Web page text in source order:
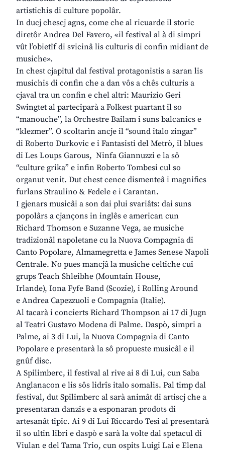
artistichis di culture popolâr.
In ducj chescj agns, come che al ricuarde il storic
diretôr Andrea Del Favero, «il festival al à di simpri
vût l’obietîf di svicinâ lis culturis di confin midiant de
musiche».
In chest cjapitul dal festival protagonistis a saran lis
musichis di confin che a dan vôs a chês culturis a
cjaval tra un confin e chel altri: Maurizio Geri
Swingtet al parteciparà a Folkest puartant il so
“manouche”, la Orchestre Bailam i suns balcanics e
“klezmer”. O scoltarìn ancje il “sound italo zingar”
di Roberto Durkovic e i Fantasisti del Metrò, il blues
di Les Loups Garous, Ninfa Giannuzzi e la sô
“culture grika” e infin Roberto Tombesi cul so
organut venit. Dut chest cence dismenteâ i magnifics
furlans Straulino & Fedele e i Carantan.
I gjenars musicâi a son dai plui svariâts: dai suns
popolârs a cjançons in inglês e american cun
Richard Thomson e Suzanne Vega, ae musiche
tradizionâl napoletane cu la Nuova Compagnia di
Canto Popolare, Almamegretta e James Senese Napoli
Centrale. No pues mancjâ la musiche celtiche cui
grups Teach Shleibhe (Mountain House,
Irlande), Iona Fyfe Band (Scozie), i Rolling Around
e Andrea Capezzuoli e Compagnia (Italie).
Al tacarà i concierts Richard Thompson ai 17 di Jugn
al Teatri Gustavo Modena di Palme. Daspò, simpri a
Palme, ai 3 di Lui, la Nuova Compagnia di Canto
Popolare e presentarà la sô propueste musicâl e il
gnûf disc.
A Spilimberc, il festival al rive ai 8 di Lui, cun Saba
Anglanacon e lis sôs lidrîs italo somalis. Pal timp dal
festival, dut Spilimberc al sarà animât di artiscj che a
presentaran danzis e a esponaran prodots di
artesanât tipic. Ai 9 di Lui Riccardo Tesi al presentarà
il so ultin libri e daspò e sarà la volte dal spetacul di
Viulan e del Tama Trio, cun ospits Luigi Lai e Elena